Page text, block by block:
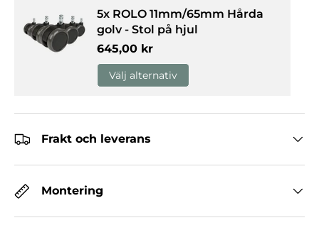
5x ROLO 11mm/65mm Hårda
golv - Stol på hjul
Normalpris
645,00 kr
Välj alternativ
Frakt och leverans
Montering